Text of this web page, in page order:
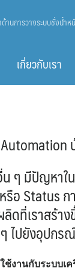
านการวางระบบชั่งน้ำ
เกี่ยวกับเรา
น ๆ มีปัญหาใ
รือ Status
ดที่เราสร้า
ไปยังอุป
งานกับระบบ